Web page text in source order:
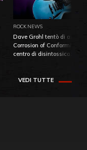
ROCK NEWS
Dave Grohl tentò di
Corrosion of Conformity
centro di
VEDI TUTTE